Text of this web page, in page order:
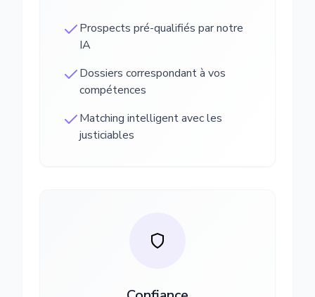
Prospects pré-qualifiés par notre
IA
Dossiers correspondant à vos
compétences
Matching intelligent avec les
justiciables